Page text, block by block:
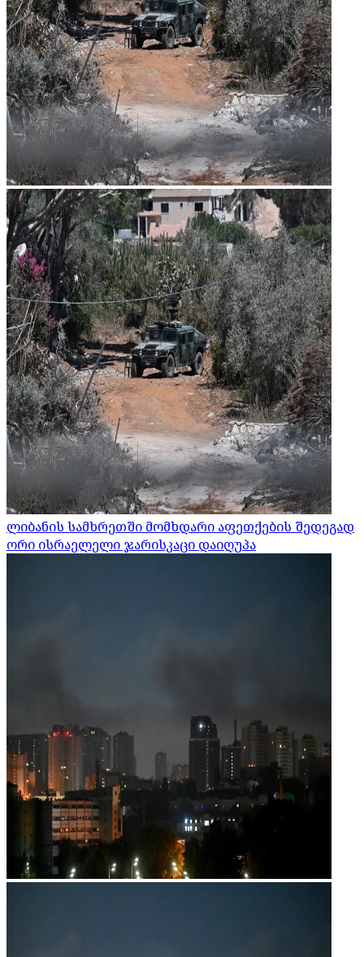
ლიბანის სამხრეთში მომხდარი აფეთქების შედეგად
ორი ისრაელელი ჯარისკაცი დაიღუპა